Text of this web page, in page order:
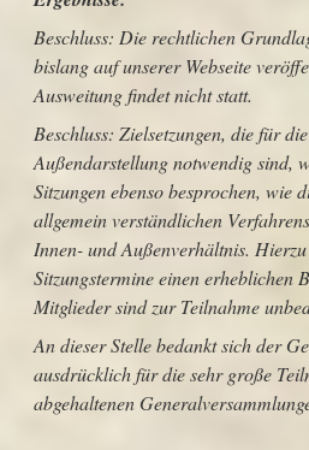
Beschluss: Die rechtlichen
bislang auf unserer Webseite
Ausweitung findet nicht statt.
Beschluss: Zielsetzungen, die für
Außendarstellung notwendig sind,
Sitzungen ebenso besprochen, wie
allgemein verständlichen
Innen- und Außenverhältnis.
Sitzungstermine einen erheblichen
Mitglieder sind zur Teilnahme
An dieser Stelle bedankt sich der
ausdrücklich für die sehr große
abgehaltenen